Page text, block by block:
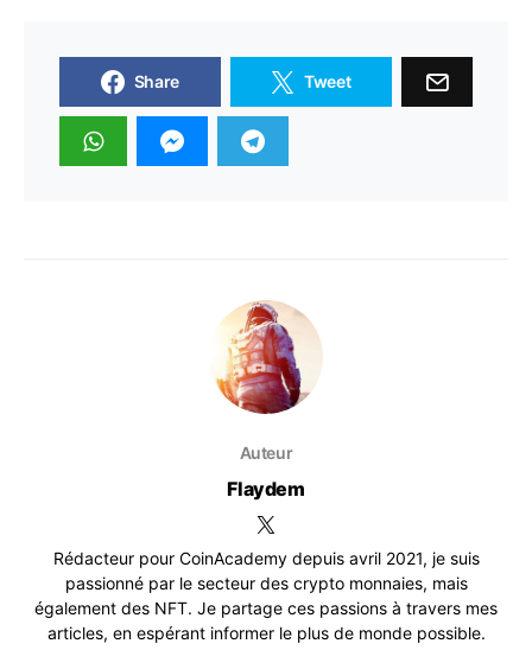
Share Tweet
Auteur
Flaydem
Rédacteur pour CoinAcademy depuis avril 2021, je suis
passionné par le secteur des crypto monnaies, mais
également des NFT. Je partage ces passions à travers mes
articles, en espérant informer le plus de monde possible.